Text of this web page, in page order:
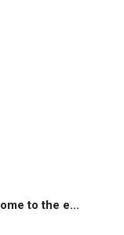
Lagoas Parque (Vale do Silício), home to the elite